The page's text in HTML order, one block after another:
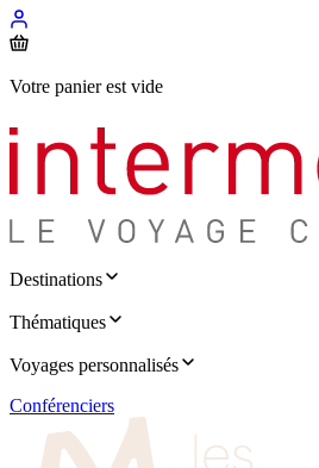
Votre panier est vide
Destinations
Thématiques
Voyages personnalisés
Conférenciers